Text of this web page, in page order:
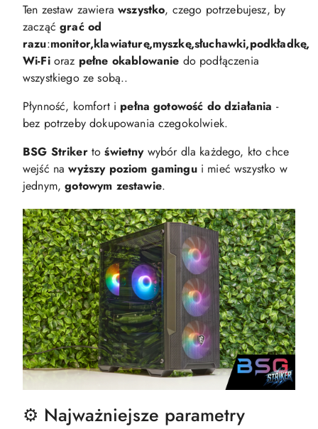
Ten zestaw zawierawszystko, czego potrzebujesz, by
zacząćgrać od
razu:monitor,klawiaturę,myszkę,słuchawki,podkładkę,
Wi-Fi oraz pełne okablowanie do podłączenia
wszystkiego ze sobą..
Płynność, komfort i pełna gotowość do działania -
bez potrzeby dokupowania czegokolwiek.
BSG Striker toświetnywybór dla każdego, kto chce
wejść nawyższy poziom gamingu i mieć wszystko w
jednym,gotowym zestawie.
⚙️ Najważniejsze parametry